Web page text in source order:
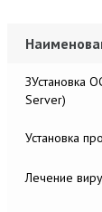
ЗУстановка
Server)
Установка
Лечение